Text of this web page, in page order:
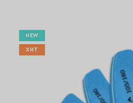
NEW
ХИТ